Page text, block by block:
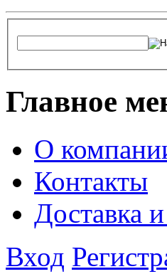
Главное
О
Контакты
Доставка
Вход